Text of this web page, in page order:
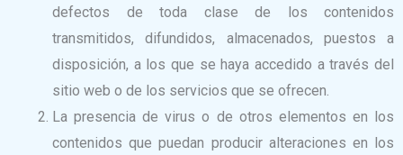
defectos de toda clase de los contenidos
transmitidos, difundidos, almacenados, puestos a
disposición, a los que se haya accedido a través del
sitio web o de los servicios que se ofrecen.
La presencia de virus o de otros elementos en los
contenidos que puedan producir alteraciones en los